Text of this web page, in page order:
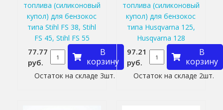
топлива (силиконовый
купол) для бензокос
типа Stihl FS 38, Stihl
FS 45, Stihl FS 55
77.77
руб.
В
корзину
Остаток на складе 3шт.
топлива (силиконовый
купол) для бензокос
типа Husqvarna 125,
Husqvarna 128
97.21
руб.
В
корзину
Остаток на складе 2шт.